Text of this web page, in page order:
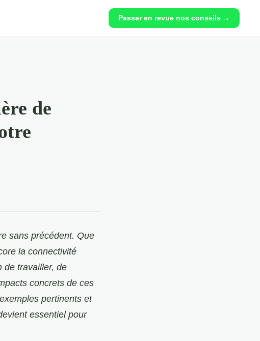
Passer en revue nos conseils →
de
sans précédent. Que
la connectivité
de travailler, de
concrets de ces
pertinents et
essentiel pour